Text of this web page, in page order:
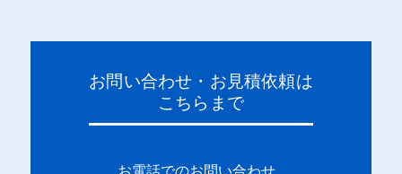
お問い合わせ・お見積依頼は
こちらまで
お電話でのお問い合わせ